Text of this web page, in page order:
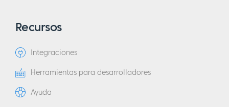
Recursos
Integraciones
Herramientas para desarrolladores
Ayuda